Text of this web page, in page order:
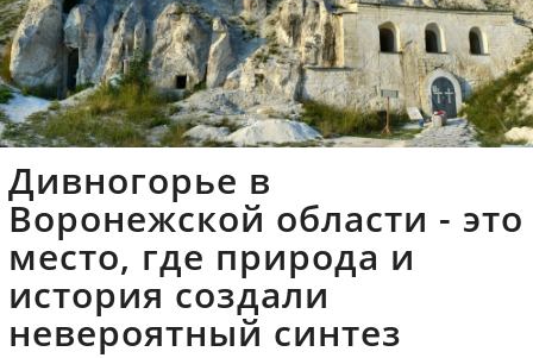
Дивногорье в
Воронежской области - это
место, где природа и
история создали
невероятный синтез